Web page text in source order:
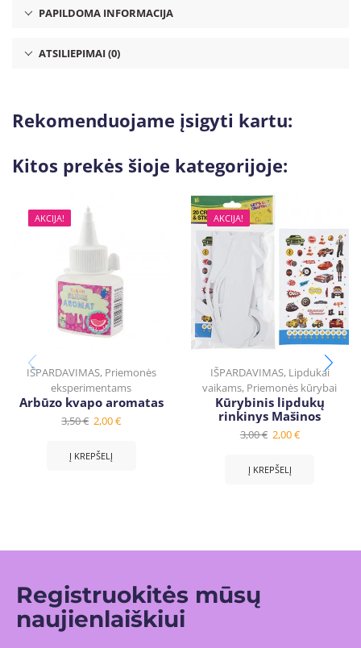
PAPILDOMA INFORMACIJA
ATSILIEPIMAI (0)
Rekomenduojame įsigyti kartu:
Kitos prekės šioje kategorijoje:
AKCIJA!
IŠPARDAVIMAS, Priemonės
eksperimentams
Arbūzo kvapo aromatas
3,50€ 2,00€
Į KREPŠELĮ
AKCIJA!
IŠPARDAVIMAS, Lipdukai
vaikams, Priemonės kūrybai
Kūrybinis lipdukų
rinkinys Mašinos
3,00€ 2,00€
Į KREPŠELĮ
Registruokitės mūsų
naujienlaiškiui